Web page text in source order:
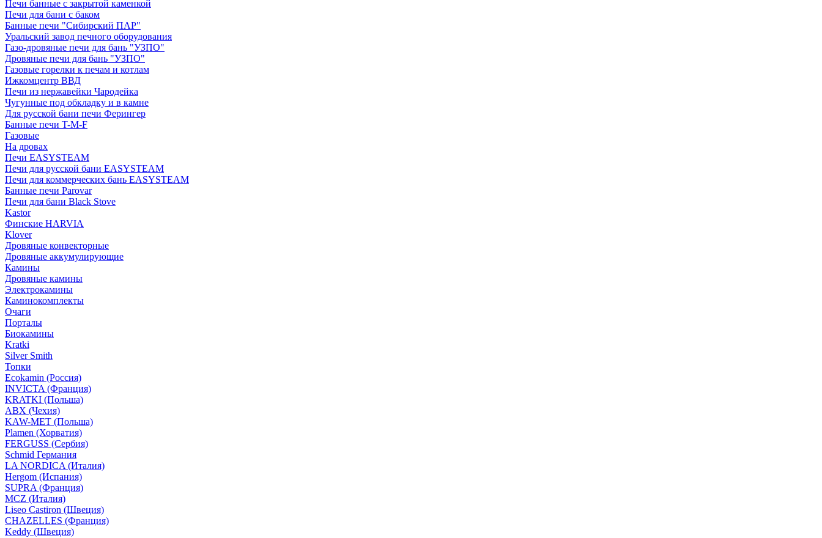
Печи банные с закрытой каменкой
Печи для бани с баком
Банные печи "Сибирский ПАР"
Уральский завод печного оборудования
Газо-дровяные печи для бань "УЗПО"
Дровяные печи для бань "УЗПО"
Газовые горелки к печам и котлам
Ижкомцентр ВВД
Печи из нержавейки Чародейка
Чугунные под обкладку и в камне
Для русской бани печи Ферингер
Банные печи T-M-F
Газовые
На дровах
Печи EASYSTEAM
Печи для русской бани EASYSTEAM
Печи для коммерческих бань EASYSTEAM
Банные печи Parovar
Печи для бани Black Stove
Kastor
Финские HARVIA
Klover
Дровяные конвекторные
Дровяные аккумулирующие
Камины
Дровяные камины
Электрокамины
Каминокомплекты
Очаги
Порталы
Биокамины
Kratki
Silver Smith
Топки
Ecokamin (Россия)
INVICTA (Франция)
KRATKI (Польша)
ABX (Чехия)
KAW-MET (Польша)
Plamen (Хорватия)
FERGUSS (Сербия)
Schmid Германия
LA NORDICA (Италия)
Hergom (Испания)
SUPRA (Франция)
MCZ (Италия)
Liseo Castiron (Швеция)
CHAZELLES (Франция)
Keddy (Швеция)